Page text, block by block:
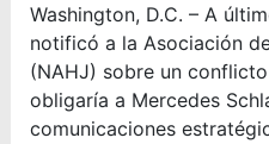
Washington, D.C. – A
notificó a la Asociación
(NAHJ) sobre un
obligaría a Mercedes
comunicaciones